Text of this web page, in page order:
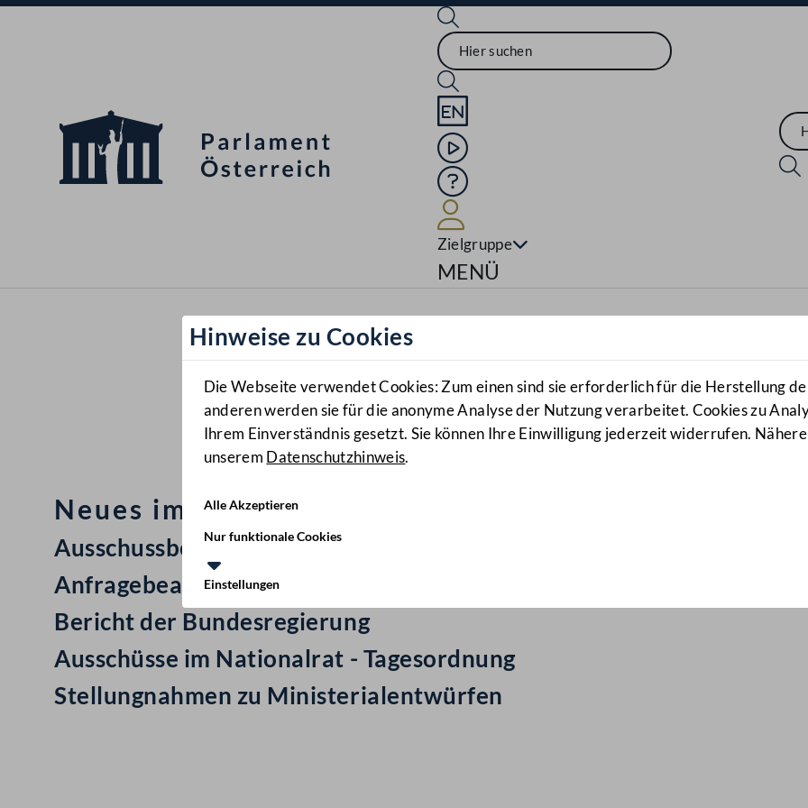
Sprache English
Mediathek
Hilfe
Zielgruppe
Navigationsmenü öffnen
MENÜ
Hinweise zu Cookies
Die Webseite verwendet Cookies: Zum einen sind sie erforderlich für die Herstellung
anderen werden sie für die anonyme Analyse der Nutzung verarbeitet. Cookies zu
Ihrem Einverständnis gesetzt. Sie können Ihre Einwilligung jederzeit widerrufen.
unserem Datenschutzhinweis.
Alle Akzeptieren
Nur funktionale Cookies
Einstellungen
Neues im Nationalrat: Mail Nr: 157
Ausschussbericht
Anfragebeantwortung
Bericht der Bundesregierung
Ausschüsse im Nationalrat - Tagesordnung
Stellungnahmen zu Ministerialentwürfen